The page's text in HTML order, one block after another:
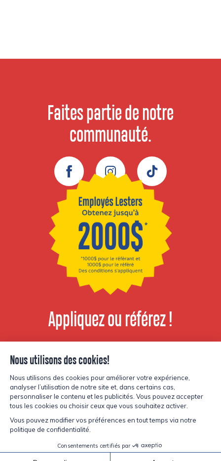
Faites partie de notre
communauté.
Facebook Instagram TikTok
Appliquez ou référez !
Voir les postes
disponibles
© Copyright Lesters 2026Politique de confidentialitéSite parKryzalid